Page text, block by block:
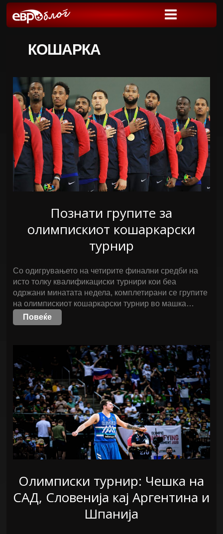
КОШАРКА
Познати групите за
олимпискиот кошаркарски
турнир
Со одигрувањето на четирите финални средби на
исто толку квалификациски турнири кои беа
одржани минатата недела, комплетирани се групите
на олимпискиот кошаркарски турнир во машка…
Повеќе
Олимписки турнир: Чешка на
САД, Словенија кај Аргентина и
Шпанија